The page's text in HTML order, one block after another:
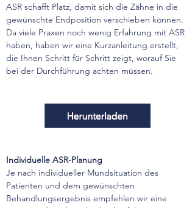
ASR schafft Platz, damit sich die Zähne in die
gewünschte Endposition verschieben können.
Da viele Praxen noch wenig Erfahrung mit ASR
haben, haben wir eine Kurzanleitung erstellt,
die Ihnen Schritt für Schritt zeigt, worauf Sie
bei der Durchführung achten müssen.
Individuelle ASR-Planung
Je nach individueller Mundsituation des
Patienten und dem gewünschten
Behandlungsergebnis empfehlen wir eine